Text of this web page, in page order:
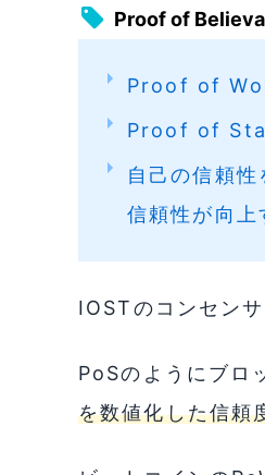
Proof of
Proof of
Proof of
自己の信頼
信頼性が向上
IOSTのコンセン
PoSのようにブロ
を数値化した信頼